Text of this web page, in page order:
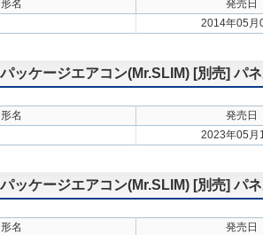
形名
発売日
2014年05月
ッケージエアコン(Mr.SLIM) [別売] パ
形名
発売日
2023年05月
ッケージエアコン(Mr.SLIM) [別売] パ
形名
発売日